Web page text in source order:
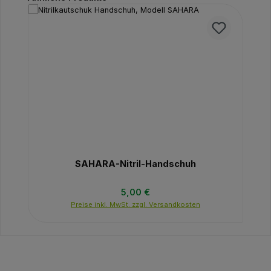
SAHARA-Nitril-Handschuh
Regulärer Preis:
5,00 €
Preise inkl. MwSt. zzgl. Versandkosten